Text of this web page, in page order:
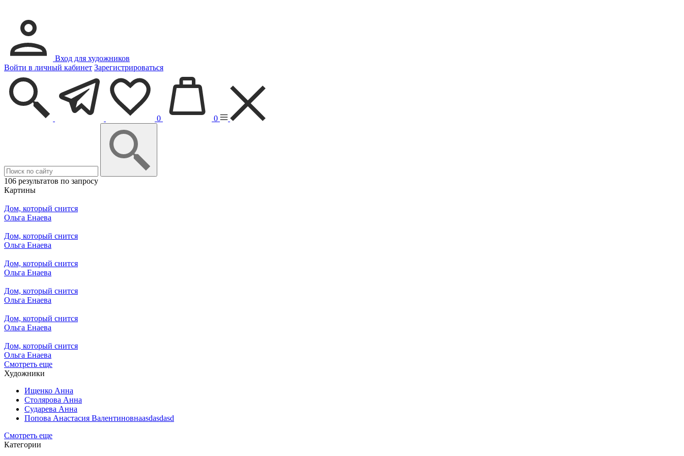
Вход для художников
Войти в личный кабинет Зарегистрироваться
0 0
106 результатов по запросу
Картины
Дом, который снится
Ольга Енаева
Дом, который снится
Ольга Енаева
Дом, который снится
Ольга Енаева
Дом, который снится
Ольга Енаева
Дом, который снится
Ольга Енаева
Дом, который снится
Ольга Енаева
Смотреть еще
Художники
Ищенко Анна
Столярова Анна
Сударева Анна
Попова Анастасия Валентиновнаasdasdasd
Смотреть еще
Категории